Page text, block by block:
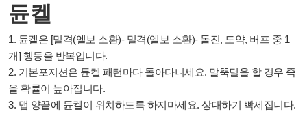
듄켈
1. 듄켈은 [밀격(엘보 소환)- 밀격(엘보 소환)- 돌진, 도약, 버프 중 1
개] 행동을 반복입니다.
2. 기본포지션은 듄켈 패턴마다 돌아다니세요. 말뚝딜을 할 경우 죽
을 확률이 높아집니다.
3. 맵 양끝에 듄켈이 위치하도록 하지마세요. 상대하기 빡세집니다.